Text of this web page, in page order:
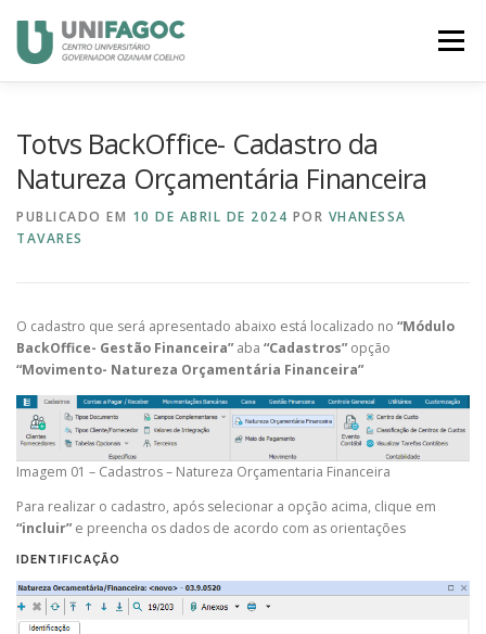
Menu
Totvs BackOffice- Cadastro da
Natureza Orçamentária Financeira
PUBLICADO EM 10 DE ABRIL DE 2024 POR VHANESSA
TAVARES
O cadastro que será apresentado abaixo está localizado no “Módulo
BackOffice- Gestão Financeira”aba “Cadastros”opção
“Movimento- Natureza Orçamentária Financeira”
Imagem 01 – Cadastros – Natureza Orçamentaria Financeira
Para realizar o cadastro, após selecionar a opção acima, clique em
“incluir”e preencha os dados de acordo com as orientações
IDENTIFICAÇÃO